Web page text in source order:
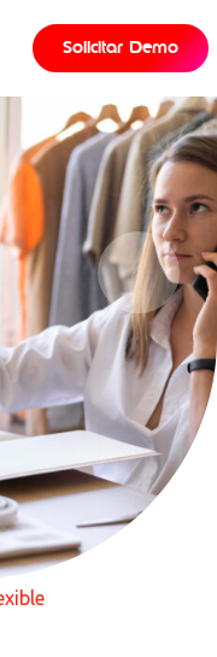
Solicitar Demo